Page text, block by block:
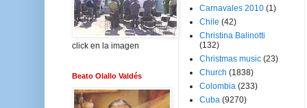
click en la imagen
Beato Olallo Valdés
Carnavales 2010 (1)
Chile (42)
Christina Balinotti
(132)
Christmas music (23)
Church (1838)
Colombia (233)
Cuba (9270)